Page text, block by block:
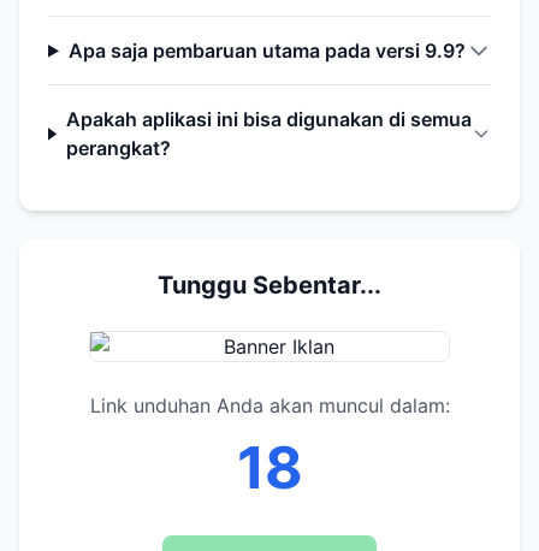
Apa saja pembaruan utama pada versi 9.9?
Apakah aplikasi ini bisa digunakan di semua
perangkat?
Tunggu Sebentar...
Link unduhan Anda akan muncul dalam:
17